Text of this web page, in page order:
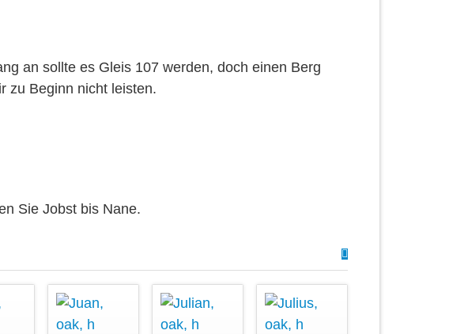
an sollte es Gleis 107 werden, doch einen Berg
zu Beginn nicht leisten.
Sie Jobst bis Nane.